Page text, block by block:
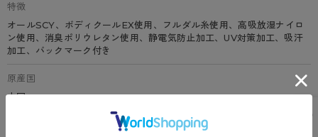
特徴
オールSCY、ボディクールEX使用、フルダル糸使用、高吸放湿ナイロ
ン使用、消臭ポリウレタン使用、静電気防止加工、UV対策加工、吸汗
加工、バックマーク付き
原産国
中国